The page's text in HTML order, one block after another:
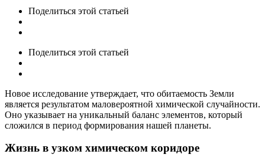
Поделиться этой статьей
Поделиться этой статьей
Новое исследование утверждает, что обитаемость Земли
является результатом маловероятной химической случайности.
Оно указывает на уникальный баланс элементов, который
сложился в период формирования нашей планеты.
Жизнь в узком химическом коридоре